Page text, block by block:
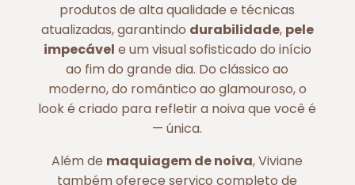
produtos de alta qualidade e técnicas
atualizadas, garantindo durabilidade, pele
impecável e um visual sofisticado do início
ao fim do grande dia. Do clássico ao
moderno, do romântico ao glamouroso, o
look é criado para refletir a noiva que você é
— única.
Além de maquiagem de noiva, Viviane
também oferece serviço completo de